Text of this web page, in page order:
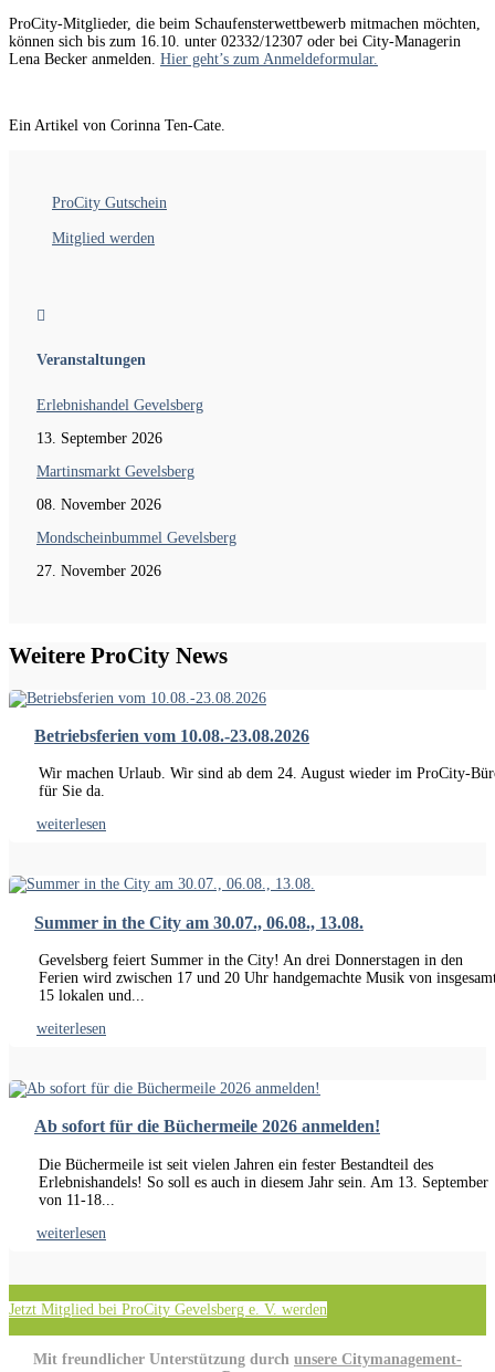
ProCity-Mitglieder, die beim Schaufensterwettbewerb mitmachen möchten,
können sich bis zum 16.10. unter 02332/12307 oder bei City-Managerin
Lena Becker anmelden. Hier geht’s zum Anmeldeformular.
Ein Artikel von Corinna Ten-Cate.
ProCity Gutschein
Mitglied werden

Veranstaltungen
Erlebnishandel Gevelsberg
13. September 2026
Martinsmarkt Gevelsberg
08. November 2026
Mondscheinbummel Gevelsberg
27. November 2026
Weitere ProCity News
Betriebsferien vom 10.08.-23.08.2026
Wir machen Urlaub. Wir sind ab dem 24. August wieder im ProCity-
für Sie da.
weiterlesen
Summer in the City am 30.07., 06.08., 13.08.
Gevelsberg feiert Summer in the City! An drei Donnerstagen in den
Ferien wird zwischen 17 und 20 Uhr handgemachte Musik von
15 lokalen und...
weiterlesen
Ab sofort für die Büchermeile 2026 anmelden!
Die Büchermeile ist seit vielen Jahren ein fester Bestandteil des
Erlebnishandels! So soll es auch in diesem Jahr sein. Am 13. September
von 11-18...
weiterlesen
Jetzt Mitglied bei ProCity Gevelsberg e. V. werden
Mit freundlicher Unterstützung durch unsere Citymanagement-